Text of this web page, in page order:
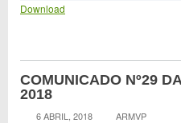
Download
COMUNICADO Nº29
2018
6 ABRIL, 2018 ARMVP